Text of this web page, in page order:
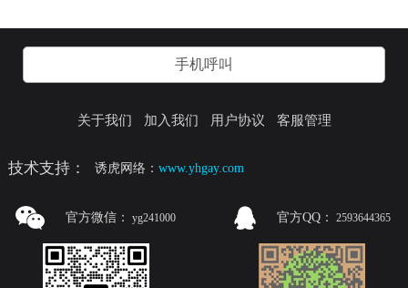
手机呼叫
关于我们 加入我们 用户协议 客服管理
技术支持： 诱虎网络：www.yhgay.com
官方微信： yg241000 官方QQ： 2593644365